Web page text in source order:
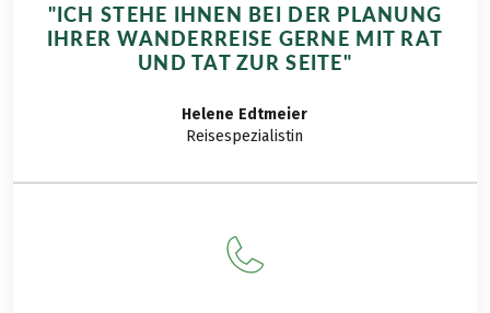
"ICH STEHE IHNEN BEI DER PLANUNG
IHRER WANDERREISE GERNE MIT RAT
UND TAT ZUR SEITE"
Helene Edtmeier
Reisespezialistin